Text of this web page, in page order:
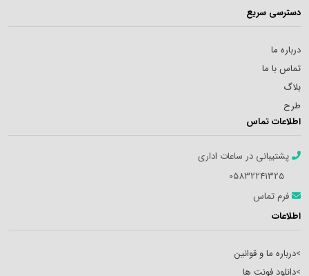
دسترسی سریع
درباره ما
تماس با ما
بلاگ
طرح
اطلاعات تماس
پشتیبانی در ساعات اداری
05832241325
فرم تماس
اطلاعات
>درباره ما و قوانین
>دانلود فونت ها